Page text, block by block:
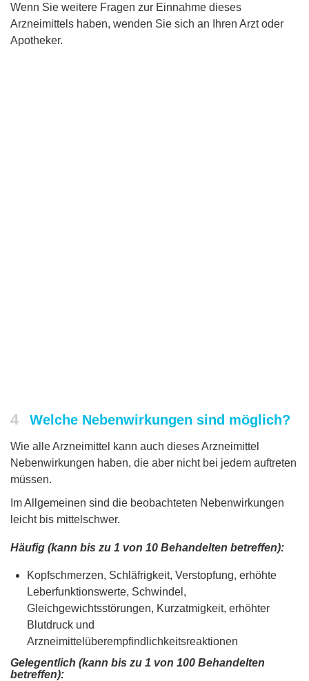
Wenn Sie weitere Fragen zur Einnahme dieses
Arzneimittels haben, wenden Sie sich an Ihren Arzt oder
Apotheker.
4 Welche Nebenwirkungen sind möglich?
Wie alle Arzneimittel kann auch dieses Arzneimittel
Nebenwirkungen haben, die aber nicht bei jedem auftreten
müssen.
Im Allgemeinen sind die beobachteten Nebenwirkungen
leicht bis mittelschwer.
Häufig (kann bis zu 1 von 10 Behandelten betreffen):
Kopfschmerzen, Schläfrigkeit, Verstopfung, erhöhte
Leberfunktionswerte, Schwindel,
Gleichgewichtsstörungen, Kurzatmigkeit, erhöhter
Blutdruck und
Arzneimittelüberempfindlichkeitsreaktionen
Gelegentlich (kann bis zu 1 von 100 Behandelten
betreffen):